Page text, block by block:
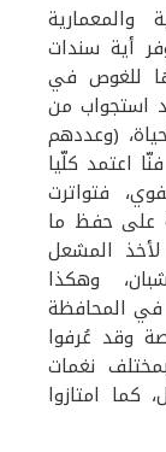
والمعمارية
أية سندات
للغوص في
استجواب من
(وعددهم
اعتمد كلّيا
فتواترت
على حفظ ما
لأخذ المشعل
وهكذا
في المحافظة
وقد عُرفوا
نغمات
كما امتازوا